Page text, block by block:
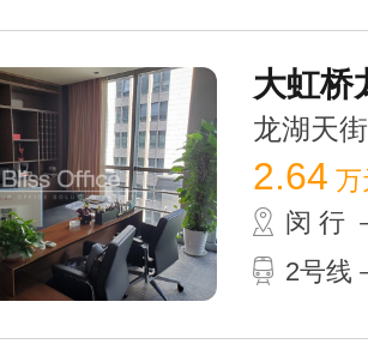
大虹桥
龙湖天
2.64 万
闵 行
2号线